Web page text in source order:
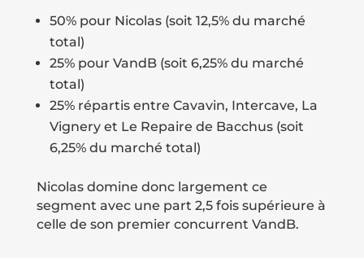
50% pour Nicolas (soit 12,5% du marché
total)
25% pour VandB (soit 6,25% du marché
total)
25% répartis entre Cavavin, Intercave, La
Vignery et Le Repaire de Bacchus (soit
6,25% du marché total)
Nicolas domine donc largement ce
segment avec une part 2,5 fois supérieure à
celle de son premier concurrent VandB.